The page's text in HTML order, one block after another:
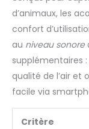
ménagers
sont testés et
vous garder,
d’animaux, les
confort
au niveau sonore
supplémentaires
qualité de l’air et
facile via
Critère